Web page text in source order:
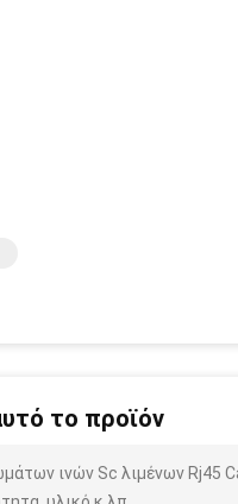
το προϊόν
ινών Sc λιμένων Rj45